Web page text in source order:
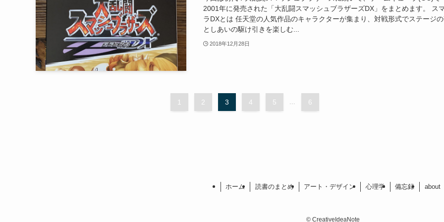
2001年に発売された「大乱闘スマッシュブラザーズDX」をまとめます。 ス
ラDXとは 任天堂の人気作品のキャラクターが集まり、対戦形式でステージ
としあいの駆け引きを楽しむ...
2018年12月28日
1 2 3 4 5 6
ホーム 読書のまとめ アート・デザイン 心理学 備忘録 about
© CreativeIdeaNote